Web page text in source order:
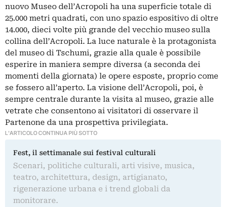
nuovo Museo dell’Acropoli ha una superficie totale di
25.000 metri quadrati, con uno spazio espositivo di oltre
14.000, dieci volte più grande del vecchio museo sulla
collina dell’Acropoli. La luce naturale è la protagonista
del museo di Tschumi, grazie alla quale è possibile
esperire in maniera sempre diversa (a seconda dei
momenti della giornata) le opere esposte, proprio come
se fossero all’aperto. La visione dell’Acropoli, poi, è
sempre centrale durante la visita al museo, grazie alle
vetrate che consentono ai visitatori di osservare il
Partenone da una prospettiva privilegiata.
L'ARTICOLO CONTINUA PIÙ SOTTO
Fest, il settimanale sui festival culturali
Scenari, politiche culturali, arti visive, musica,
teatro, architettura, design, artigianato,
rigenerazione urbana e i trend globali da
monitorare.